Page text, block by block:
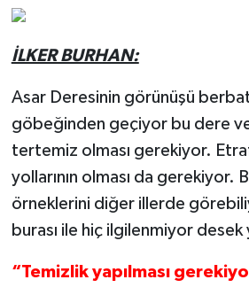
İLKER BURHAN:
Asar Deresinin görünüşü
göbeğinden geçiyor bu dere
tertemiz olması gerekiyor.
yollarının olması da gerekiyor.
örneklerini diğer illerde
burası ile hiç ilgilenmiyor desek
“Temizlik yapılması